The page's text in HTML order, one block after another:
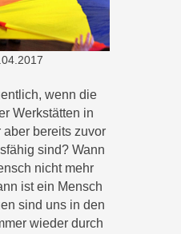
wenn die
Werkstätten in
bereits zuvor
sind? Wann
nicht mehr
ist ein Mensch
sind uns in den
wieder durch